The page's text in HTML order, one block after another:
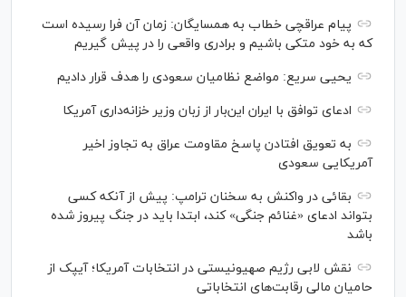
پیام عراقچی خطاب به همسایگان: زمان آن فرا رسیده است
که به خود متکی باشیم و برادری واقعی را در پیش گیریم
یحیی سریع: مواضع نظامیان سعودی را هدف قرار دادیم
ادعای توافق با ایران این‌بار از زبان وزیر خزانه‌داری آمریکا
به تعویق افتادن پاسخ مقاومت عراق به تجاوز اخیر
آمریکایی سعودی
بقائی در واکنش به سخنان ترامپ: پیش از آنکه کسی
بتواند ادعای «غنائم جنگی» کند، ابتدا باید در جنگ پیروز شده
باشد
نقش لابی رژیم صهیونیستی در انتخابات آمریکا؛ آیپک از
حامیان مالی رقابت‌های انتخاباتی